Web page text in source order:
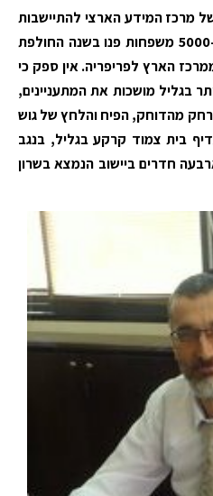
מרכז המידע הארצי להתיישבות
בגליל ובנגב ולפיהם למעלה מ-5000 משפחות פנו בשנה החולפת
הארץ לפריפריה. אין ספק כי
בגליל מושכות את המתעניינים,
מהדוחק, הפיח והלחץ של גוש
בית צמוד קרקע בגליל, בנגב
חדרים ביישוב הנמצא בשרון